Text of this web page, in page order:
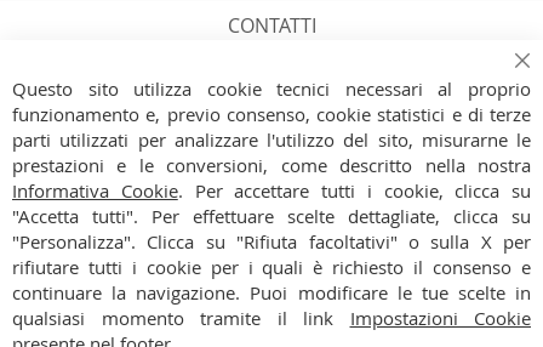
CONTATTI
FACEBOOK
INSTAGRAM
PAGAMENTI
SPEDIZIONI
CONDIZIONI
Questo sito utilizza cookie tecnici necessari al proprio
funzionamento e, previo consenso, cookie statistici e di terze
parti utilizzati per analizzare l'utilizzo del sito, misurarne le
prestazioni e le conversioni, come descritto nella nostra
Informativa Cookie. Per accettare tutti i cookie, clicca su
"Accetta tutti". Per effettuare scelte dettagliate, clicca su
"Personalizza". Clicca su "Rifiuta facoltativi" o sulla X per
rifiutare tutti i cookie per i quali è richiesto il consenso e
continuare la navigazione. Puoi modificare le tue scelte in
qualsiasi momento tramite il link Impostazioni Cookie